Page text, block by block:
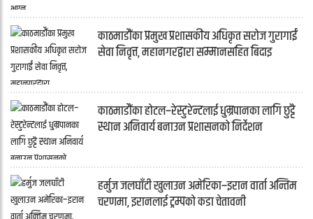
काठमाडौंका प्रमुख प्रशासकीय अधिकृत सरोज गुरागाईं
सेवा निवृत्त, महानगरद्वारा सम्मानसहित बिदाइ
काठमाडौंका होटल–रेस्टुरेन्टलाई धुम्रपानका लागि छुट्टै
स्थान अनिवार्य बनाउन प्रशासनको निर्देशन
हर्मुज जलघाँटी खुलाउन अमेरिका–इरान वार्ता अन्तिम
चरणमा, इरानलाई ट्रम्पको कडा चेतावनी